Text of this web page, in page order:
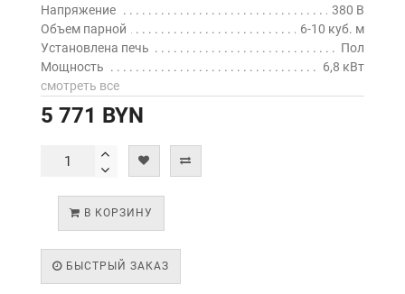
Напряжение
380 В
Объем парной
6-10 куб. м
Установлена печь
Пол
Мощность
6,8 кВт
смотреть все
5 771 BYN
В КОРЗИНУ
БЫСТРЫЙ ЗАКАЗ